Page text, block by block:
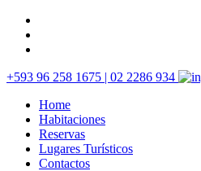
+593 96 258 1675 | 02 2286 934
Home
Habitaciones
Reservas
Lugares Turísticos
Contactos